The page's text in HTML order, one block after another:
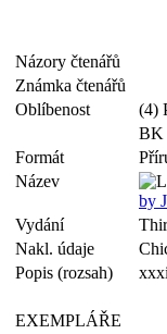
Názory čtenářů
Známka čtenářů
Oblíbenost
(4)
BK
Formát
Název
by
Vydání
Nakl. údaje
Popis (rozsah)
EXEMPLÁŘE